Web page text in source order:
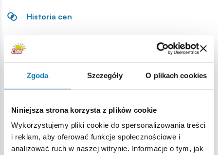
Zgoda Szczegóły O plikach cookies
Niniejsza strona korzysta z plików cookie
Wykorzystujemy pliki cookie do spersonalizowania treści
i reklam, aby oferować funkcje społecznościowe i
analizować ruch w naszej witrynie. Informacje o tym, jak
Historia cen
Opis
Lokalizacja produktu:
Ostrzeżenie